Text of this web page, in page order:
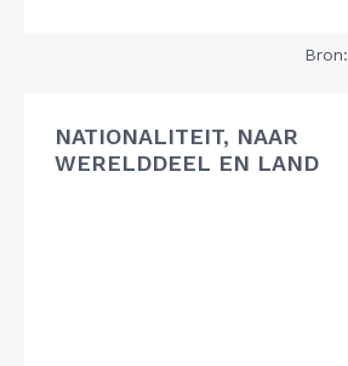
Bron:
NATIONALITEIT, NAAR
WERELDDEEL EN LAND